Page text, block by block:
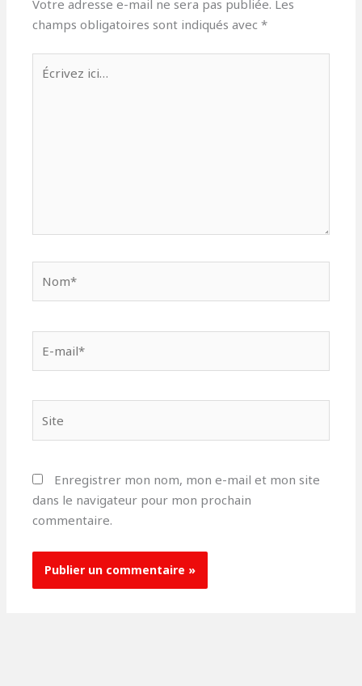
Votre adresse e-mail ne sera pas publiée. Les
champs obligatoires sont indiqués avec*
ici…
mail*
Enregistrer mon nom, mon e-mail et mon site
dans le navigateur pour mon prochain
commentaire.